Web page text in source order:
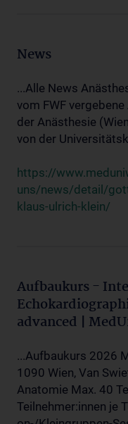
News
...Alle News
vom FWF
der Anästhesie
von der
https://
uns/news/detail/
klaus-ulrich-klein/
Aufbaukurs -
advanced |
...Aufbaukurs 2026
1090 Wien, Van
Anatomie Max. 40
Teilnehmer:innen je